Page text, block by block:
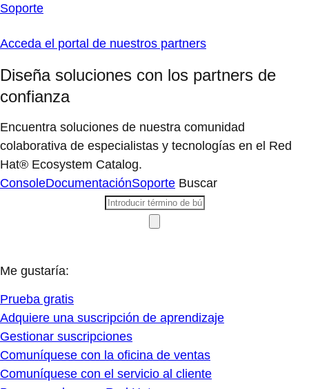
Soporte
Acceda el portal de nuestros partners
Diseña soluciones con los partners de
confianza
Encuentra soluciones de nuestra comunidad
colaborativa de especialistas y tecnologías en el Red
Hat® Ecosystem Catalog.
ConsoleDocumentaciónSoporte Buscar
Me gustaría:
Prueba gratis
Adquiere una suscripción de aprendizaje
Gestionar suscripciones
Comuníquese con la oficina de ventas
Comuníquese con el servicio al cliente